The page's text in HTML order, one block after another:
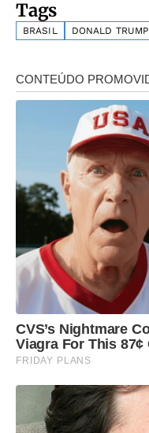
Tags
BRASIL DONALD TRUMP